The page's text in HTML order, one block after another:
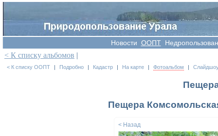
Новости OOПT
< К списку альбомов |
< К списку ООПТ | Подробно | Кадастр | На карте | Фотоальбом |
Пещера
< Назад